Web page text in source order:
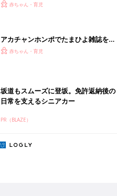
ったら最初に読む本『初めてのたまご
赤ちゃん・育児
アカチャンホンポでたまひよ雑誌を買
うとポイント10倍【期間限定】
赤ちゃん・育児
坂道もスムーズに登坂。免許返納後の
日常を支えるシニアカー
PR（BLAZE）